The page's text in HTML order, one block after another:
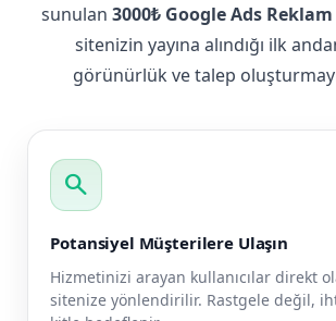
sunulan 3000₺ Google Ads
sitenizin yayına alındığı ilk
görünürlük ve talep
search
Potansiyel Müşterilere Ulaşın
Hizmetinizi arayan kullanıcılar direkt
sitenize yönlendirilir. Rastgele değil,